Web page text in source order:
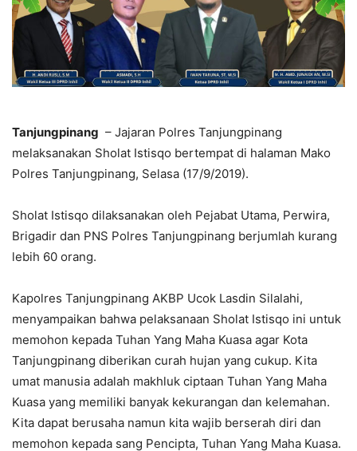
Tanjungpinang – Jajaran Polres Tanjungpinang
melaksanakan Sholat Istisqo bertempat di halaman Mako
Polres Tanjungpinang, Selasa (17/9/2019).
Sholat Istisqo dilaksanakan oleh Pejabat Utama, Perwira,
Brigadir dan PNS Polres Tanjungpinang berjumlah kurang
lebih 60 orang.
Kapolres Tanjungpinang AKBP Ucok Lasdin Silalahi,
menyampaikan bahwa pelaksanaan Sholat Istisqo ini untuk
memohon kepada Tuhan Yang Maha Kuasa agar Kota
Tanjungpinang diberikan curah hujan yang cukup. Kita
umat manusia adalah makhluk ciptaan Tuhan Yang Maha
Kuasa yang memiliki banyak kekurangan dan kelemahan.
Kita dapat berusaha namun kita wajib berserah diri dan
memohon kepada sang Pencipta, Tuhan Yang Maha Kuasa.